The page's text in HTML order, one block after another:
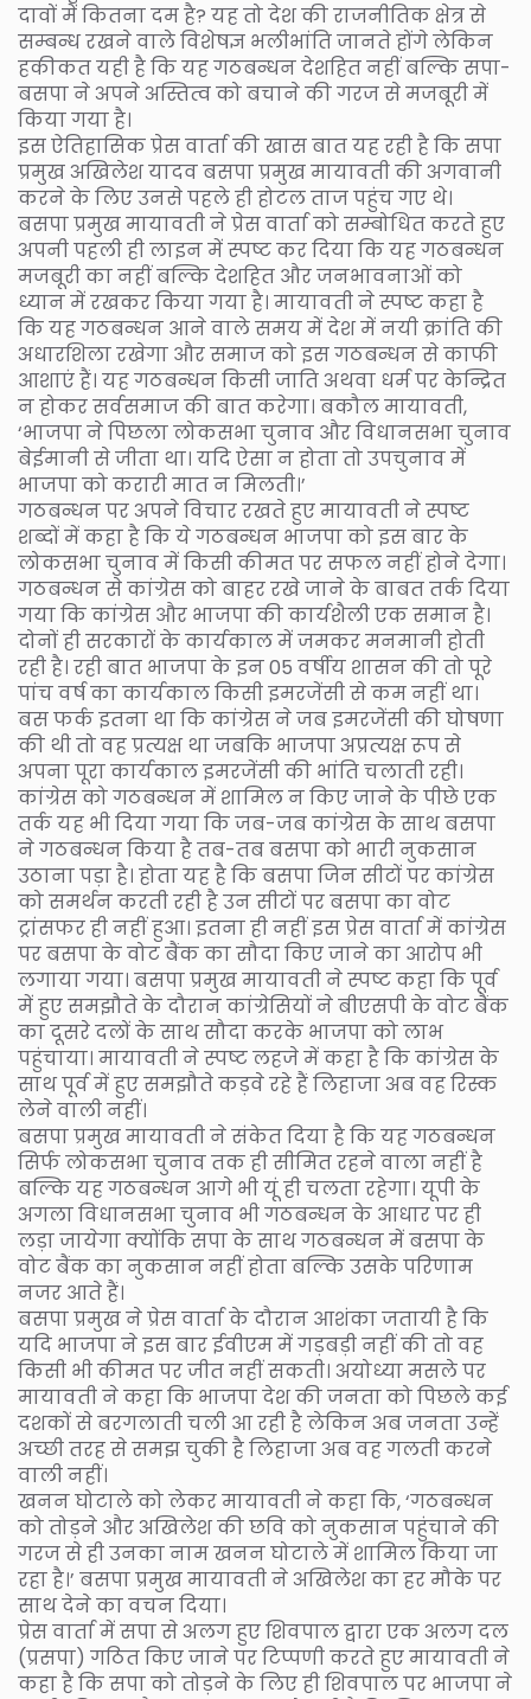
दावों में कितना दम है? यह तो देश की राजनीतिक क्षेत्र से
सम्बन्ध रखने वाले विशेषज्ञ भलीभांति जानते होंगे लेकिन
हकीकत यही है कि यह गठबन्धन देशहित नहीं बल्कि सपा-
बसपा ने अपने अस्तित्व को बचाने की गरज से मजबूरी में
किया गया है।
इस ऐतिहासिक प्रेस वार्ता की खास बात यह रही है कि सपा
प्रमुख अखिलेश यादव बसपा प्रमुख मायावती की अगवानी
करने के लिए उनसे पहले ही होटल ताज पहुंच गए थे।
बसपा प्रमुख मायावती ने प्रेस वार्ता को सम्बोधित करते हुए
अपनी पहली ही लाइन में स्पष्ट कर दिया कि यह गठबन्धन
मजबूरी का नहीं बल्कि देशहित और जनभावनाओं को
ध्यान में रखकर किया गया है। मायावती ने स्पष्ट कहा है
कि यह गठबन्धन आने वाले समय में देश में नयी क्रांति की
अधारशिला रखेगा और समाज को इस गठबन्धन से काफी
आशाएं हैं। यह गठबन्धन किसी जाति अथवा धर्म पर केन्द्रित
न होकर सर्वसमाज की बात करेगा। बकौल मायावती,
‘भाजपा ने पिछला लोकसभा चुनाव और विधानसभा चुनाव
बेईमानी से जीता था। यदि ऐसा न होता तो उपचुनाव में
भाजपा को करारी मात न मिलती।’
गठबन्धन पर अपने विचार रखते हुए मायावती ने स्पष्ट
शब्दों में कहा है कि ये गठबन्धन भाजपा को इस बार के
लोकसभा चुनाव में किसी कीमत पर सफल नहीं होने देगा।
गठबन्धन से कांग्रेस को बाहर रखे जाने के बाबत तर्क दिया
गया कि कांग्रेस और भाजपा की कार्यशैली एक समान है।
दोनों ही सरकारों के कार्यकाल में जमकर मनमानी होती
रही है। रही बात भाजपा के इन 05 वर्षीय शासन की तो पूरे
पांच वर्ष का कार्यकाल किसी इमरजेंसी से कम नहीं था।
बस फर्क इतना था कि कांग्रेस ने जब इमरजेंसी की घोषणा
की थी तो वह प्रत्यक्ष था जबकि भाजपा अप्रत्यक्ष रूप से
अपना पूरा कार्यकाल इमरजेंसी की भांति चलाती रही।
कांग्रेस को गठबन्धन में शामिल न किए जाने के पीछे एक
तर्क यह भी दिया गया कि जब-जब कांग्रेस के साथ बसपा
ने गठबन्धन किया है तब-तब बसपा को भारी नुकसान
उठाना पड़ा है। होता यह है कि बसपा जिन सीटों पर कांग्रेस
को समर्थन करती रही है उन सीटों पर बसपा का वोट
ट्रांसफर ही नहीं हुआ। इतना ही नहीं इस प्रेस वार्ता में कांग्रेस
पर बसपा के वोट बैंक का सौदा किए जाने का आरोप भी
लगाया गया। बसपा प्रमुख मायावती ने स्पष्ट कहा कि पूर्व
में हुए समझौते के दौरान कांग्रेसियों ने बीएसपी के वोट बैंक
का दूसरे दलों के साथ सौदा करके भाजपा को लाभ
पहुंचाया। मायावती ने स्पष्ट लहजे में कहा है कि कांग्रेस के
साथ पूर्व में हुए समझौते कड़वे रहे हैं लिहाजा अब वह रिस्क
लेने वाली नहीं।
बसपा प्रमुख मायावती ने संकेत दिया है कि यह गठबन्धन
सिर्फ लोकसभा चुनाव तक ही सीमित रहने वाला नहीं है
बल्कि यह गठबन्धन आगे भी यूं ही चलता रहेगा। यूपी के
अगला विधानसभा चुनाव भी गठबन्धन के आधार पर ही
लड़ा जायेगा क्योंकि सपा के साथ गठबन्धन में बसपा के
वोट बैंक का नुकसान नहीं होता बल्कि उसके परिणाम
नजर आते हैं।
बसपा प्रमुख ने प्रेस वार्ता के दौरान आशंका जतायी है कि
यदि भाजपा ने इस बार ईवीएम में गड़बड़ी नहीं की तो वह
किसी भी कीमत पर जीत नहीं सकती। अयोध्या मसले पर
मायावती ने कहा कि भाजपा देश की जनता को पिछले कई
दशकों से बरगलाती चली आ रही है लेकिन अब जनता उन्हें
अच्छी तरह से समझ चुकी है लिहाजा अब वह गलती करने
वाली नहीं।
खनन घोटाले को लेकर मायावती ने कहा कि, ‘गठबन्धन
को तोड़ने और अखिलेश की छवि को नुकसान पहुंचाने की
गरज से ही उनका नाम खनन घोटाले में शामिल किया जा
रहा है।’ बसपा प्रमुख मायावती ने अखिलेश का हर मौके पर
साथ देने का वचन दिया।
प्रेस वार्ता में सपा से अलग हुए शिवपाल द्वारा एक अलग दल
(प्रसपा) गठित किए जाने पर टिप्पणी करते हुए मायावती ने
कहा है कि सपा को तोड़ने के लिए ही शिवपाल पर भाजपा ने